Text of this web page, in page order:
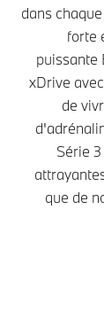
dans
forte
puissante
xDrive
de
Série
que de